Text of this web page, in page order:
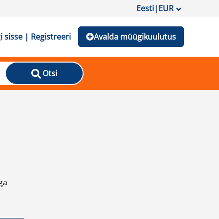
Eesti|EUR
sisse | Registreeri Avalda müügikuulutus
Otsi